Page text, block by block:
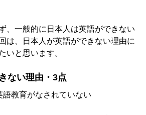
、一般的に日本人は英語ができない
は、日本人が英語ができない理由に
いと思います。
ない理由・3点
教育がなされていない